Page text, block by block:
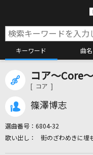
キーワード 曲名
コア～Core～
[ コア ]
篠澤博志
選曲番号： 6804-32
街のざわめきに埋